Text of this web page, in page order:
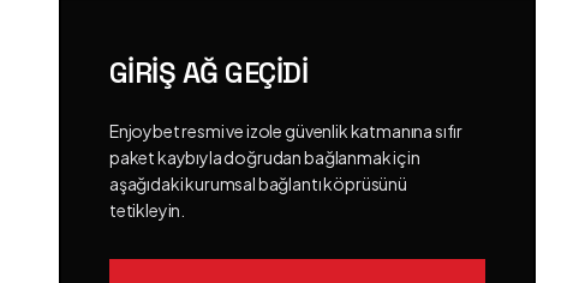
GIRIŞ AĞ GEÇIDI
Enjoybet resmi ve izole güvenlik katmanına sıfır
paket kaybıyla doğrudan bağlanmak için
aşağıdaki kurumsal bağlantı köprüsünü
tetikleyin.